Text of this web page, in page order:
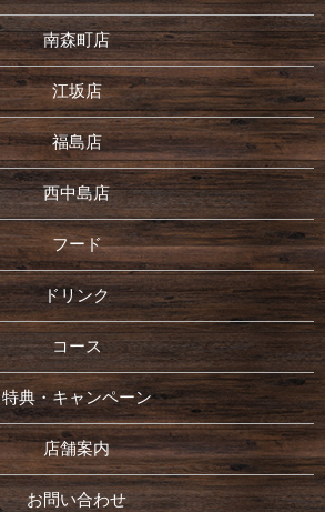
南森町店
江坂店
福島店
西中島店
フード
ドリンク
コース
特典・キャンペーン
店舗案内
お問い合わせ